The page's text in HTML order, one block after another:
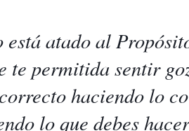
está atado al
te permitida sentir
haciendo lo
lo que debes